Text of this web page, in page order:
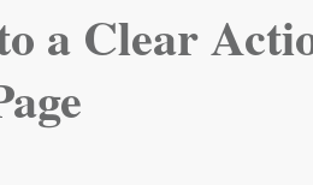
a Clear